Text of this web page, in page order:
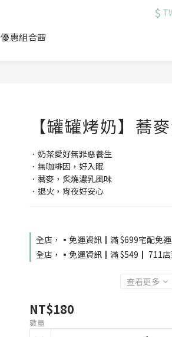
$
優惠組合🎒
【罐罐烤奶】蕎
．奶茶愛好無罪惡養生
．無咖啡因，好入眠
．蕎麥，炙燒濃乳風味
．退火，宵夜好安心
全店，▪️免運資訊┃滿 $699宅配免運
全店，▪️免運資訊┃滿 $549┃ 711店
查看更多
NT$180
數量